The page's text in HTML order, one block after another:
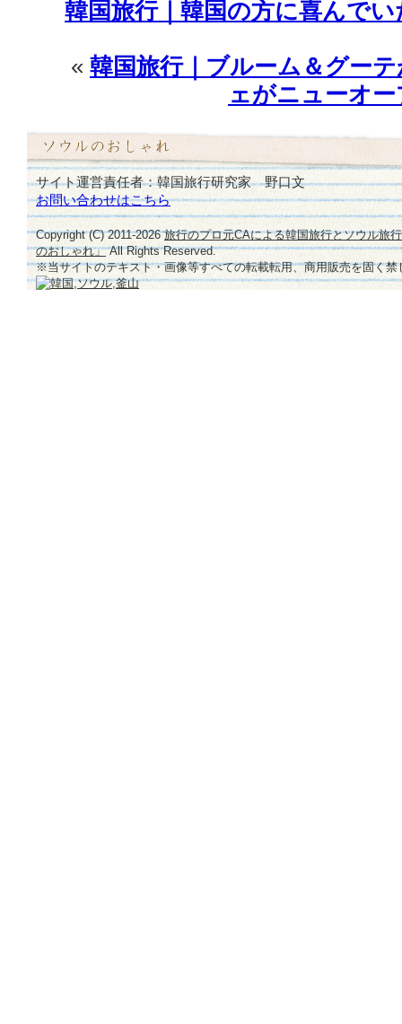
韓国旅行｜韓国の方に喜んで
« 韓国旅行｜ブルーム＆グー
ェがニューオ
サイト運営責任者：韓国旅行研究家 野口文
お問い合わせはこちら
Copyright (C) 2011-2026旅行のプロ元CAによる韓国旅行とソウル旅
のおしゃれ」All Rights Reserved.
※当サイトのテキスト・画像等すべての転載転用、商用販売を固く禁